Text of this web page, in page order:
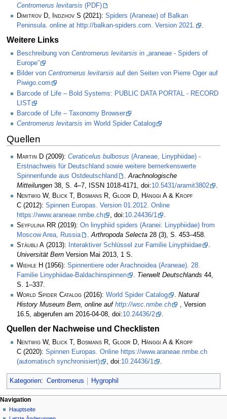
Centromerus levitarsis (PDF)
Dimitrov D, Indzhov S (2021): Spiders (Araneae) of Balkan
Peninsula. online at http://balkan-spiders.com. Version 2021.
.
Weitere Links
Beschreibung von Centromerus levitarsis in „araneae - Spiders of
Europe”
Bilder von Centromerus levitarsis auf den Seiten von Pierre Oger auf
Piwigo.com
Barcode of Life – Bold Systems: PUBLIC DATA PORTAL - RECORD
LIST
Barcode of Life – Taxonomy Browser
Centromerus levitarsis im World Spider Catalog
Quellen
Martin D (2009): Ceraticelus bulbosus (Araneae, Linyphiidae) -
Erstnachweis für Deutschland sowie weitere bemerkenswerte
Spinnenfunde aus Ostdeutschland
Arachnologische
Mitteilungen 38, S. 4–7, ISSN 1018-4171, doi:10.5431/aramit3802
Nentwig W, Blick T, Bosmans R, Gloor D, Hänggi A & Kropf
C (2012): Spinnen Europas. Version 01.2012. Online
https://www.araneae.nmbe.ch
, doi:10.24436/1
.
Seyfulina RR (2019): On linyphiid spiders (Aranei: Linyphiidae) from
Moscow Area, Russia
.Arthropoda Selecta 28 (3), S. 453–458.
Stäubli A (2013): Interaktiver Schlüssel zur Familie Linyphiidae
.
Universität Bern Version Mai 2013, 1 S.
Wiehle H (1956): Spinnentiere oder Arachnoidea (Araneae). 28.
Familie Linyphiidae-Baldachinspinnen
Tierwelt Deutschlands 44,
S. 1–337.
World Spider Catalog (2016): World Spider Catalog . Natural
History Museum Bern, online auf http://wsc.nmbe.ch
, Version
16.5, abgerufen am 2016-04-08, doi:10.24436/2 .
Quellen der Nachweise und Checklisten
Nentwig W, Blick T, Bosmans R, Gloor D, Hänggi A & Kropf
C (2020): Spinnen Europas. Online https://www.araneae.nmbe.ch
(automatisch synchronisiert)
, doi:10.24436/1 .
Kategorien: Centromerus Hygrophil
Navigation
Hauptseite